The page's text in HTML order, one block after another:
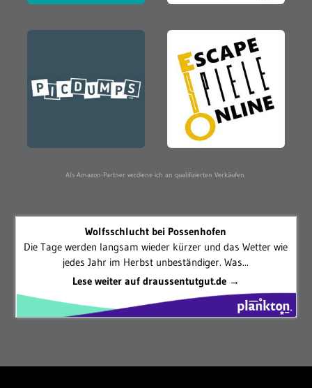
Als Amazon-Partner verdiene ich an qualifizierten Verkäufen.
Wolfsschlucht bei Possenhofen
Die Tage werden langsam wieder kürzer und das Wetter wie
jedes Jahr im Herbst unbeständiger. Was...
Lese weiter auf draussentutgut.de →